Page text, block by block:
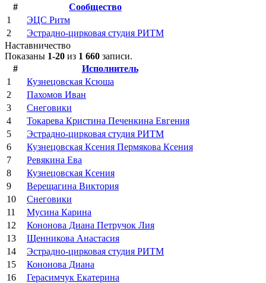
#
Сообщество
1
ЭЦС Ритм
2
Эстрадно-цирковая студия РИТМ
Наставничество
Показаны 1-20 из 1 660 записи.
#
Исполнитель
1
Кузнецовская Ксюша
2
Пахомов Иван
3
Снеговики
4
Токарева Кристина Печенкина Евгения
5
Эстрадно-цирковая студия РИТМ
6
Кузнецовская Ксения Пермякова Ксения
7
Ревякина Ева
8
Кузнецовская Ксения
9
Верещагина Виктория
10
Снеговики
11
Мусина Карина
12
Кононова Диана Петручок Лия
13
Щенникова Анастасия
14
Эстрадно-цирковая студия РИТМ
15
Кононова Диана
16
Герасимчук Екатерина